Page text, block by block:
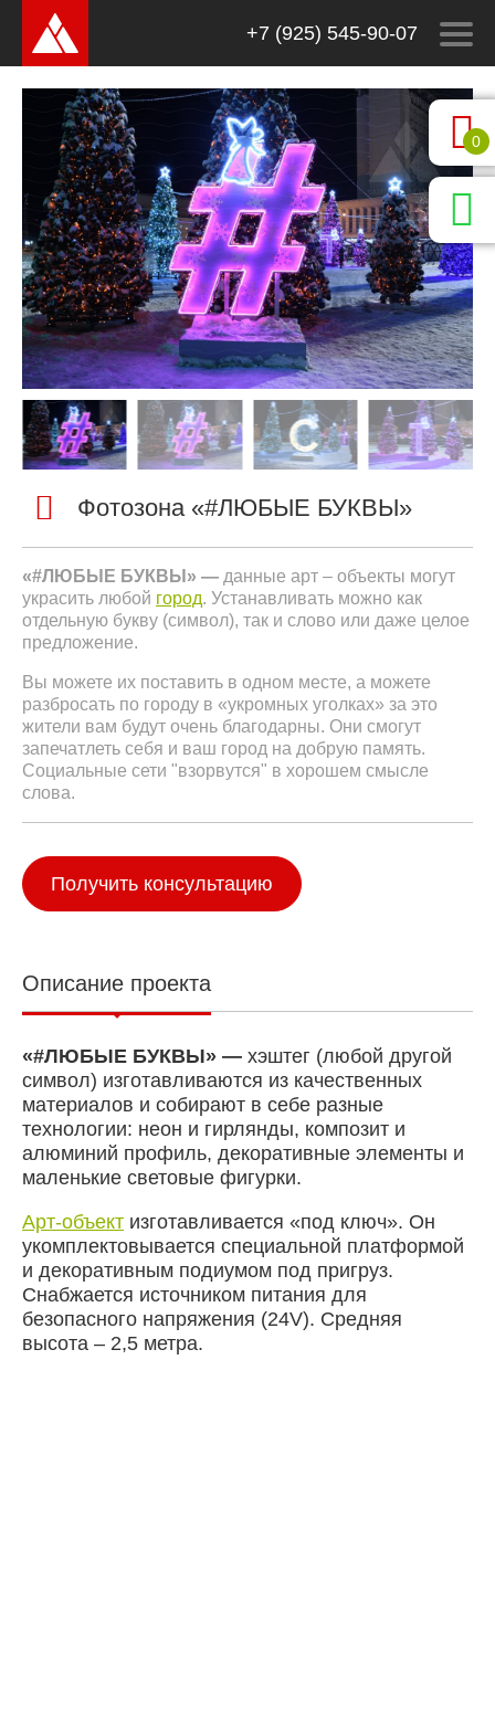
0
+7 (925) 545-90-07
Фотозона «#ЛЮБЫЕ БУКВЫ»
«#ЛЮБЫЕ БУКВЫ» — данные арт – объекты могут
украсить любой город. Устанавливать можно как
отдельную букву (символ), так и слово или даже целое
предложение.
Вы можете их поставить в одном месте, а можете
разбросать по городу в «укромных уголках» за это
жители вам будут очень благодарны. Они смогут
запечатлеть себя и ваш город на добрую память.
Социальные сети "взорвутся" в хорошем смысле
слова.
Получить консультацию
Описание проекта
«#ЛЮБЫЕ БУКВЫ» — хэштег (любой другой
символ) изготавливаются из качественных
материалов и собирают в себе разные
технологии: неон и гирлянды, композит и
алюминий профиль, декоративные элементы и
маленькие световые фигурки.
Арт-объект изготавливается «под ключ». Он
укомплектовывается специальной платформой
и декоративным подиумом под пригруз.
Снабжается источником питания для
безопасного напряжения (24V). Средняя
высота – 2,5 метра.